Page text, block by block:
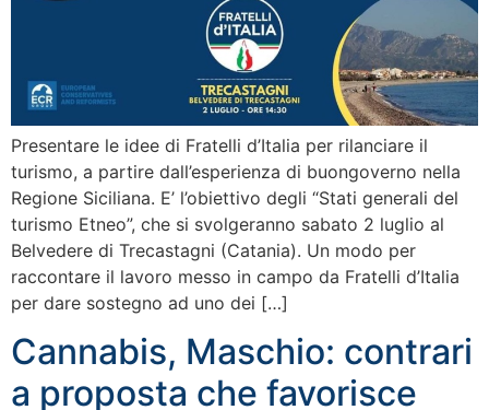
Presentare le idee di Fratelli d’Italia per rilanciare il
turismo, a partire dall’esperienza di buongoverno nella
Regione Siciliana. E’ l’obiettivo degli “Stati generali del
turismo Etneo”, che si svolgeranno sabato 2 luglio al
Belvedere di Trecastagni (Catania). Un modo per
raccontare il lavoro messo in campo da Fratelli d’Italia
per dare sostegno ad uno dei […]
Cannabis, Maschio: contrari
a proposta che favorisce